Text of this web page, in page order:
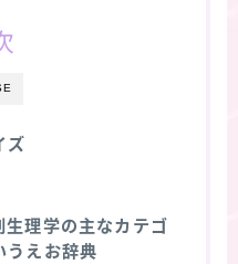
ズ
生理学の主なカテゴ
うえお辞典